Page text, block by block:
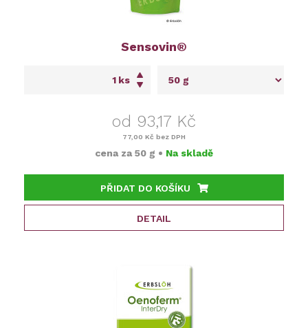
Sensovin®
ks
od 93,17 Kč
77,00 Kč bez DPH
cena za 50 g • Na skladě
PŘIDAT DO KOŠÍKU
DETAIL